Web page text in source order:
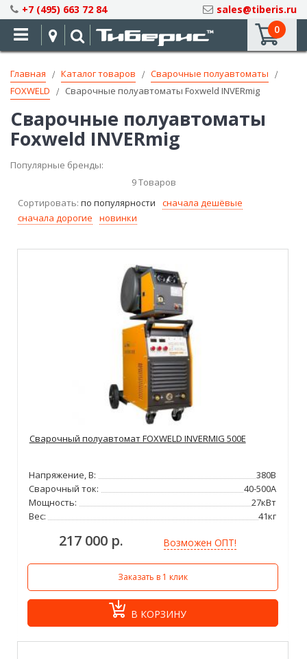
Skip
to
Content
+7 (495) 663 72 84
sales@tiberis.ru
0
Главная Каталог товаров
Сварочные полуавтоматы
FOXWELD
Сварочные полуавтоматы Foxweld INVERmig
Сварочные полуавтоматы
Foxweld INVERmig
Популярные бренды:
9Товаров
Сортировать: по популярности
сначала дешёвые
сначала дорогие
новинки
Сварочный полуавтомат FOXWELD INVERMIG 500E
Напряжение, В:
380В
Сварочный ток:
40-500А
Мощность:
27кВт
Вес:
41кг
217 000 р. Возможен ОПТ!
Заказать в 1 клик
В КОРЗИНУ